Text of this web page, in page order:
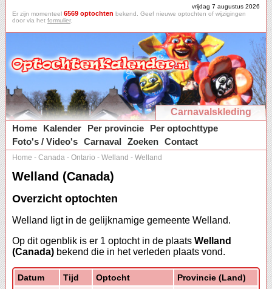
vrijdag 7 augustus 2026
Er zijn momenteel 6569 optochten bekend. Geef nieuwe optochten of wijzigingen
door via het formulier.
Carnavalskleding
Home
Kalender Per provincie
Per optochttype
Foto's / Video's Carnaval Zoeken Contact
Home - Canada - Ontario - Welland - Welland
Welland (Canada)
Overzicht optochten
Welland ligt in de gelijknamige gemeente Welland.
Op dit ogenblik is er 1 optocht in de plaats Welland
(Canada) bekend die in het verleden plaats vond.
Datum Tijd Optocht Provincie (Land)